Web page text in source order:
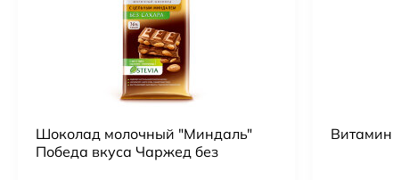
Шоколад молочный "Миндаль"
Победа вкуса Чаржед без